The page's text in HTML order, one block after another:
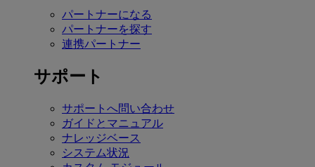
パートナーになる
パートナーを探す
連携パートナー
サポート
サポートへ問い合わせ
ガイドとマニュアル
ナレッジベース
システム状況